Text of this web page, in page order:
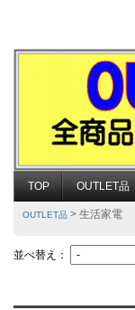
TOP OUTLET品
OUTLET品 > 生活家電
並べ替え：